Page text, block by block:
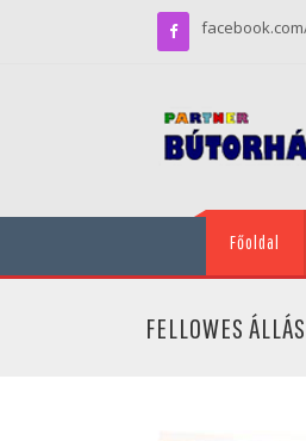
Főoldal
FELLOWES